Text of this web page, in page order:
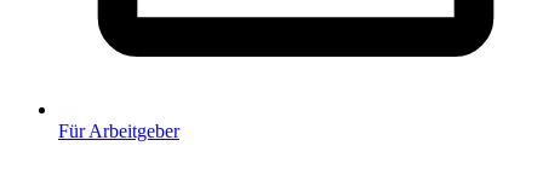
Für Arbeitgeber